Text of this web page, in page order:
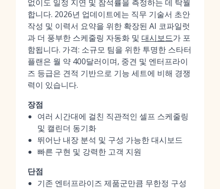
없이도 일정 지연 및 참석률을 측정하는 데 탁월
합니다. 2026년 업데이트에는 직무 기술서 초안
작성 및 이력서 요약을 위한 확장된 AI 코파일럿
과 더 풍부한 스케줄링 자동화 및 대시보드가 포
함됩니다. 가격: 소규모 팀을 위한 투명한 스타터
플랜은 월 약 400달러이며, 중견 및 엔터프라이
즈 등급은 견적 기반으로 기능 세트에 비해 경쟁
력이 있습니다.
장점
여러 시간대에 걸친 직관적인 셀프 스케줄링
및 캘린더 동기화
뛰어난 내장 분석 및 구성 가능한 대시보드
빠른 구현 및 강력한 고객 지원
단점
기존 엔터프라이즈 제품군만큼 무한정 구성